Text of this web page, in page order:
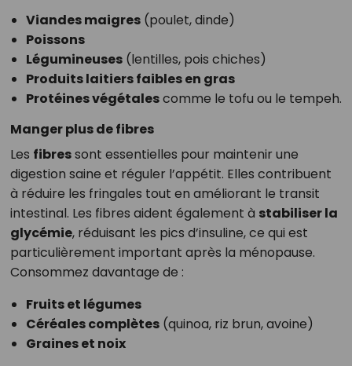
Viandes maigres(poulet, dinde)
Poissons
Légumineuses(lentilles, pois chiches)
Produits laitiers faibles en gras
Protéines végétalescomme le tofu ou le tempeh.
Manger plus de fibres
Les fibressont essentielles pour maintenir une
digestion saine et réguler l’appétit. Elles contribuent
à réduire les fringales tout en améliorant le transit
intestinal. Les fibres aident également à stabiliser la
glycémie, réduisant les pics d’insuline, ce qui est
particulièrement important après la ménopause.
Consommez davantage de :
Fruits et légumes
Céréales complètes(quinoa, riz brun, avoine)
Graines et noix